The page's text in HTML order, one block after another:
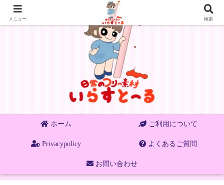
ホーム ご利用について
Privacypolicy よくあるご質問
お問い合わせ
メニュー 検索